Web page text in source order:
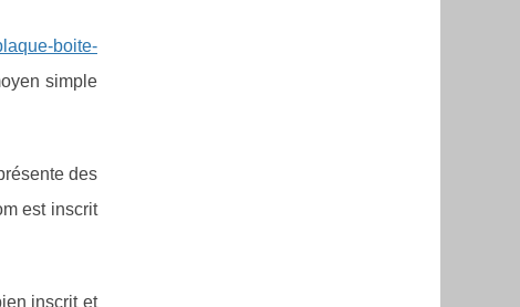
boite-
simple
des
est inscrit
inscrit et